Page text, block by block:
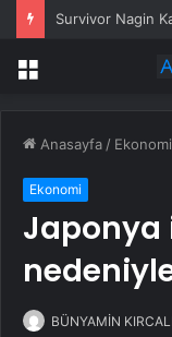
Menü
Anasayfa / Ekonomi
Ekonomi
Japonya
BÜNYAMİN KIRCALI